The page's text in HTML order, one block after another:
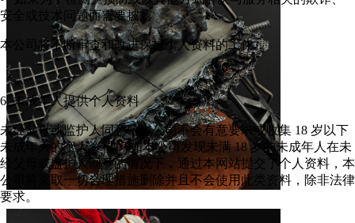
安全或技术问题而需要披露
本公司将不断审查和改进保护个人资料的工作。
6. 未成年人提供个人资料
未经父母或监护人同意，本公司不会有意要求或收集 18 岁以下
未成年人的个人资料。 如本公司发现未满 18 岁的未成年人在未
经父母或监护人同意的情况下，通过本网站提交了个人资料，本
公司将采取一切合理措施删除并且不会使用此类资料，除非法律
要求。